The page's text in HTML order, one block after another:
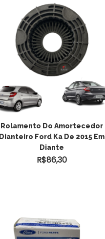
ADICIONAR AO
CARRINHO
Rolamento Do Amortecedor
Dianteiro Ford Ka De 2015 Em
Diante
R$86,30